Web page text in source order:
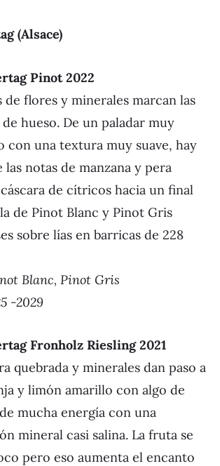
(Alsace)
Pinot 2022
de flores y minerales marcan las
hueso. De un paladar muy
con una textura muy suave, hay
notas de manzana y pera
de cítricos hacia un final
de Pinot Blanc y Pinot Gris
sobre lías en barricas de 228
Blanc, Pinot Gris
-2029
Fronholz Riesling 2021
quebrada y minerales dan paso a
y limón amarillo con algo de
mucha energía con una
mineral casi salina. La fruta se
pero eso aumenta el encanto